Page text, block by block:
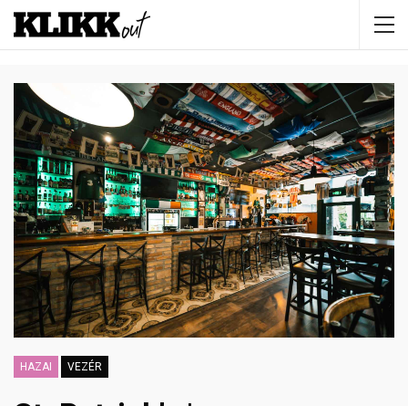
HAZAI VEZÉR